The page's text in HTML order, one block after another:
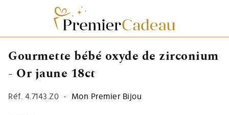
Gourmette bébé oxyde de zirconium
- Or jaune 18ct
Réf. 4.7143.Z0 - Mon Premier Bijou